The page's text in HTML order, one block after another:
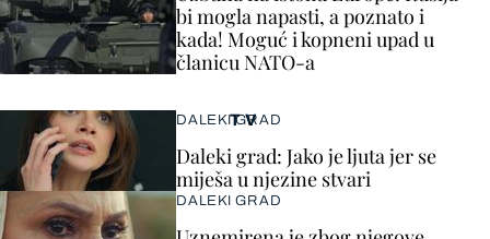
bi mogla napasti, a poznato i
kada! Moguć i kopneni upad u
članicu NATO-a
TV
DALEKI GRAD
Daleki grad: Jako je ljuta jer se
miješa u njezine stvari
DALEKI GRAD